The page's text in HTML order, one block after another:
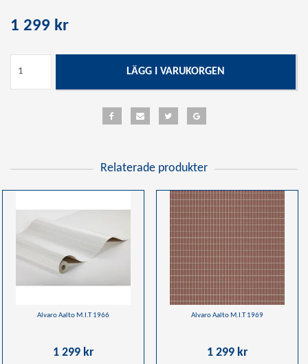
1 299 kr
LÄGG I VARUKORGEN
Relaterade produkter
Alvaro Aalto M.I.T 1966
1 299 kr
Alvaro Aalto M.I.T 1969
1 299 kr